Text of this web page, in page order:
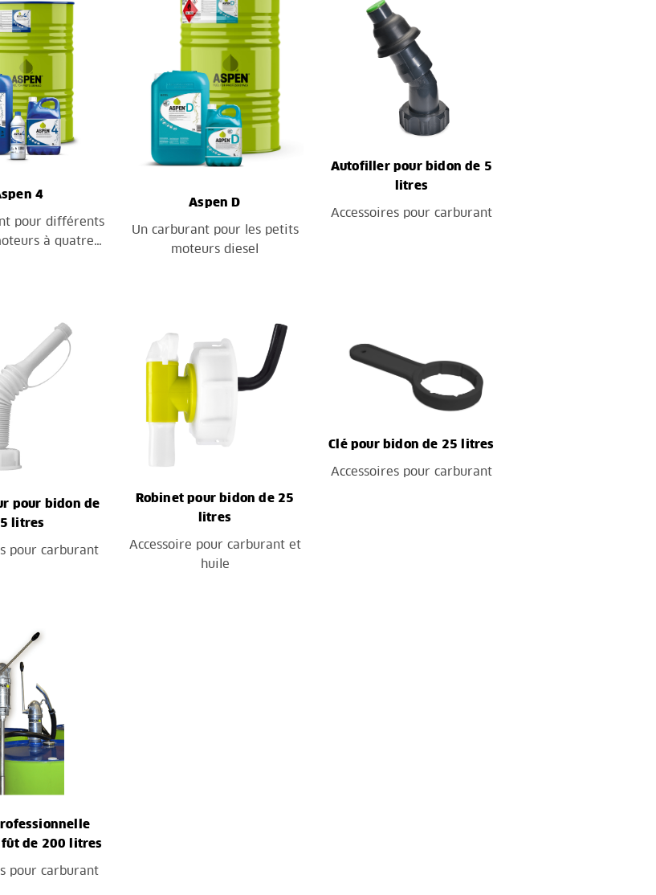
4
pour différents
à quatre…
Aspen D
Un carburant pour les petits
moteurs diesel
Autofiller pour bidon de 5
litres
Accessoires pour carburant
pour bidon de
litres
pour carburant
Robinet pour bidon de 25
litres
Accessoire pour carburant et
huile
Clé pour bidon de 25 litres
Accessoires pour carburant
fût de 200 litres
pour carburant